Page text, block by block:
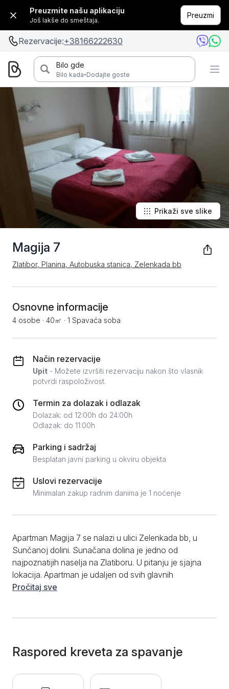
Preuzmite našu aplikaciju
Još lakše do smeštaja.
Preuzmi
Rezervacije:+38166222630
Bilo gde
Bilo kada·Dodajte goste
Magija 7
Zlatibor, Planina, Autobuska stanica, Zelenkada bb
Prikaži sve slike
Osnovne informacije
4 osobe · 40㎡ · 1 Spavaća soba
Način rezervacije
Upit - Možete izvršiti rezervaciju nakon što vlasnik
potvrdi raspoloživost.
Termin za dolazak i odlazak
Dolazak: od 12:00h do 24:00h
Odlazak: do 11:00h
Parking i sadržaj
Besplatan javni parking u okviru objekta
Uslovi rezervacije
Minimalan zakup radnim danima je 1 noćenje
Apartman Magija 7 se nalazi u ulici Zelenkada bb, u
Sunčanoj dolini. Sunačana dolina je jedno od
najpoznatijih naselja na Zlatiboru. U pitanju je sjajna
lokacija. Apartman je udaljen od svih glavnih
destinacija i dešavanja svega par minuta laganog
dok se u spavaćoj sobi nalazi veliki bračni krevet.
Apartman je idealan smeštaj za do 4 osobe. Kuhinja i
trpezarija se nalaze u sklopu dnevne sobe. Kuhinja je
opremljena ugradnim šporetom sa dve ringle i
Pročitaj sve
Raspored kreveta za spavanje